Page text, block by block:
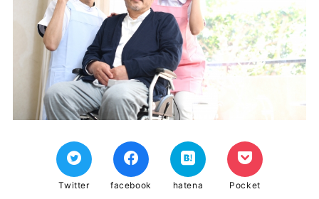
Twitter facebook hatena Pocket